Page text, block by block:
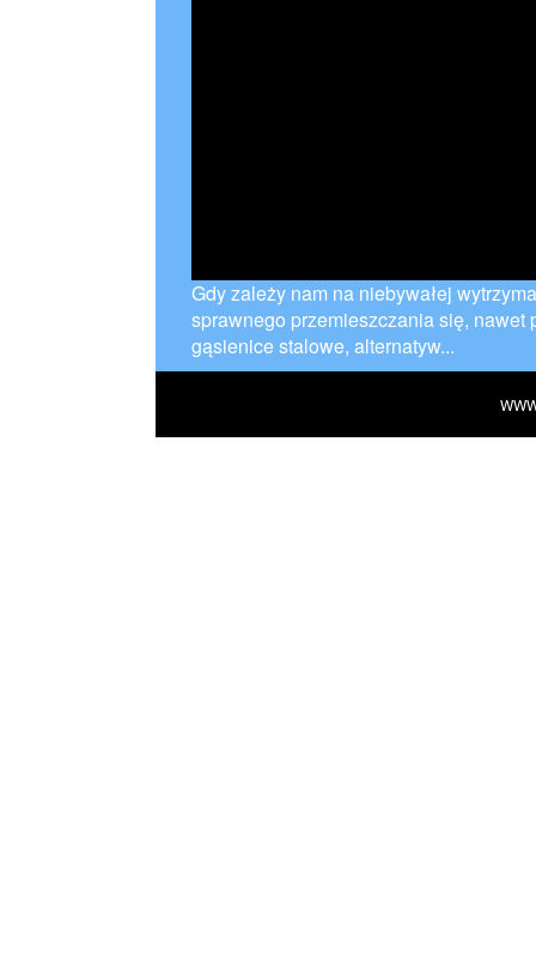
Gdy zależy nam na niebywałej
sprawnego przemieszczania się,
gąsienice stalowe, alternatyw...